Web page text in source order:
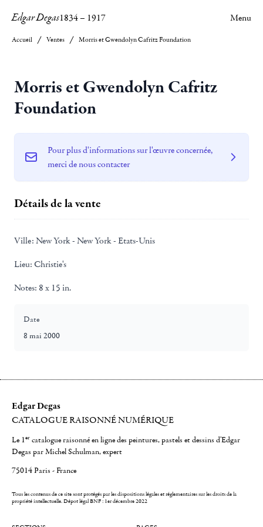
Edgar Degas1834– 1917 Menu
Accueil Ventes Morris et Gwendolyn Cafritz Foundation
Morris et Gwendolyn Cafritz
Foundation
Pour plus d'informations sur l'œuvre concernée,
merci de nous contacter
Détails de la vente
Ville: New York - New York - Etats-Unis
Lieu: Christie's
Notes: 8 x 15 in.
Date
8 mai 2000
Edgar Degas
CATALOGUE RAISONNÉ NUMÉRIQUE
Le 1er catalogue raisonné en ligne des peintures, pastels et dessins d'Edgar
Degas par Michel Schulman, expert
75014 Paris - France
Tous les contenus de ce site sont protégés par les dispositions légales et réglementaires sur les droits de la
propriété intellectuelle.Dépot légal BNF : 1er décembre 2022